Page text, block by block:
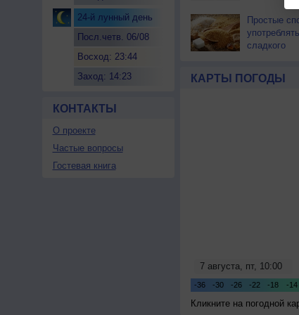
24-й лунный день
Посл.четв. 06/08
Восход: 23:44
Заход: 14:23
КОНТАКТЫ
О проекте
Частые вопросы
Гостевая книга
Простые
сладкого
КАРТЫ ПОГОДЫ
Кликните на погодной